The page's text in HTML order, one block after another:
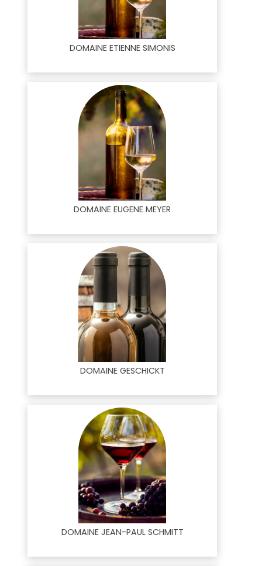
DOMAINE ETIENNE SIMONIS
DOMAINE EUGENE MEYER
DOMAINE GESCHICKT
DOMAINE JEAN-PAUL SCHMITT